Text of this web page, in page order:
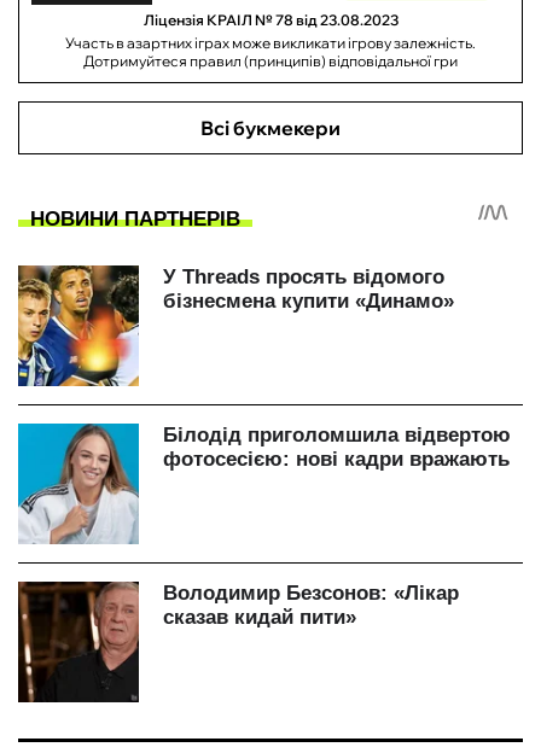
Ліцензія КРАІЛ № 78 від 23.08.2023
Участь в азартних іграх може викликати ігрову залежність.
Дотримуйтеся правил (принципів) відповідальної гри
Всі букмекери